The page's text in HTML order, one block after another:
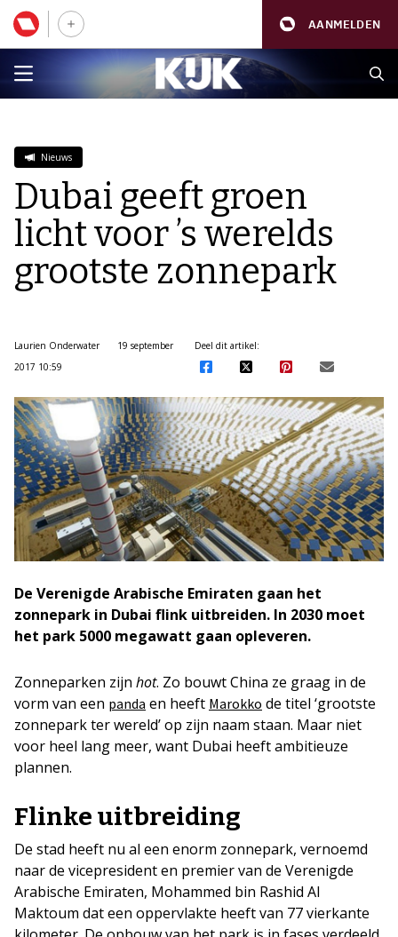
AANMELDEN
Nieuws
Dubai geeft groen
licht voor ’s werelds
grootste zonnepark
Laurien Onderwater
19 september
2017 10:59
Deel dit artikel:
De Verenigde Arabische Emiraten gaan het
zonnepark in Dubai flink uitbreiden. In 2030 moet
het park 5000 megawatt gaan opleveren.
Zonneparken zijn hot. Zo bouwt China ze graag in de
vorm van een panda en heeft Marokko de titel ‘grootste
zonnepark ter wereld’ op zijn naam staan. Maar niet
voor heel lang meer, want Dubai heeft ambitieuze
plannen.
Flinke uitbreiding
De stad heeft nu al een enorm zonnepark, vernoemd
naar de vicepresident en premier van de Verenigde
Arabische Emiraten, Mohammed bin Rashid Al
Maktoum dat een oppervlakte heeft van 77 vierkante